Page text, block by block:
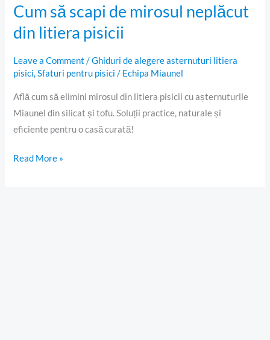
Cum să scapi de mirosul neplăcut
din litiera pisicii
Leave a Comment /Ghiduri de alegere asternuturi litiera
pisici,Sfaturi pentru pisici / Echipa Miaunel
Află cum să elimini mirosul din litiera pisicii cu așternuturile
Miaunel din silicat și tofu. Soluții practice, naturale și
eficiente pentru o casă curată!
Read More »